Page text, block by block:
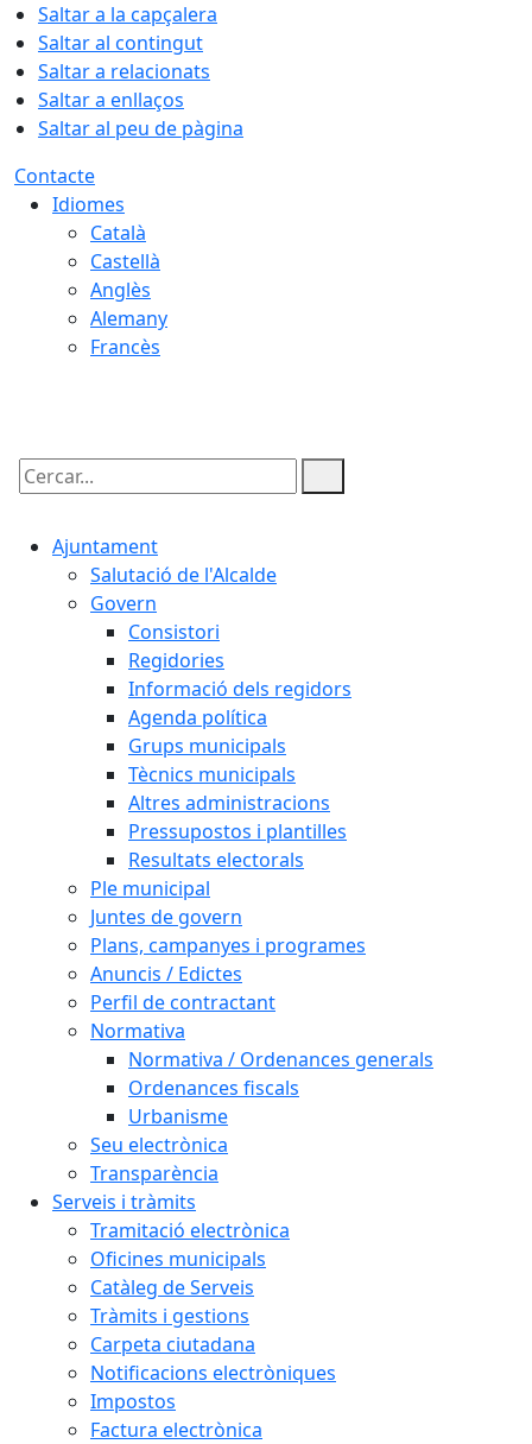
Saltar a la capçalera
Saltar al contingut
Saltar a relacionats
Saltar a enllaços
Saltar al peu de pàgina
Contacte
Idiomes
Català
Castellà
Anglès
Alemany
Francès
Cercar:
Ajuntament
Salutació de l'Alcalde
Govern
Consistori
Regidories
Informació dels regidors
Agenda política
Grups municipals
Tècnics municipals
Altres administracions
Pressupostos i plantilles
Resultats electorals
Ple municipal
Juntes de govern
Plans, campanyes i programes
Anuncis / Edictes
Perfil de contractant
Normativa
Normativa / Ordenances generals
Ordenances fiscals
Urbanisme
Seu electrònica
Transparència
Serveis i tràmits
Tramitació electrònica
Oficines municipals
Catàleg de Serveis
Tràmits i gestions
Carpeta ciutadana
Notificacions electròniques
Impostos
Factura electrònica